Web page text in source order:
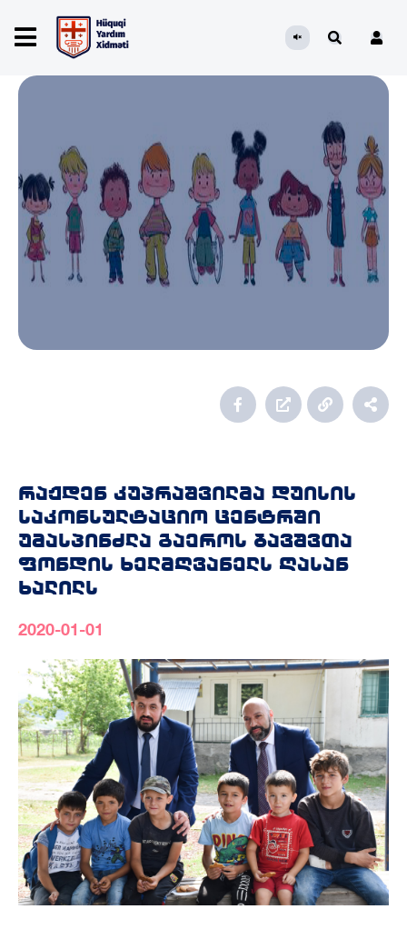
რაჟდენ კუპრაშვილმა დუისის
საკონსულტაციო ცენტრში
უმასპინძლა გაეროს ბავშვთა
ფონდის ხელმღვანელს ღასან
ხალილს
2020-01-01